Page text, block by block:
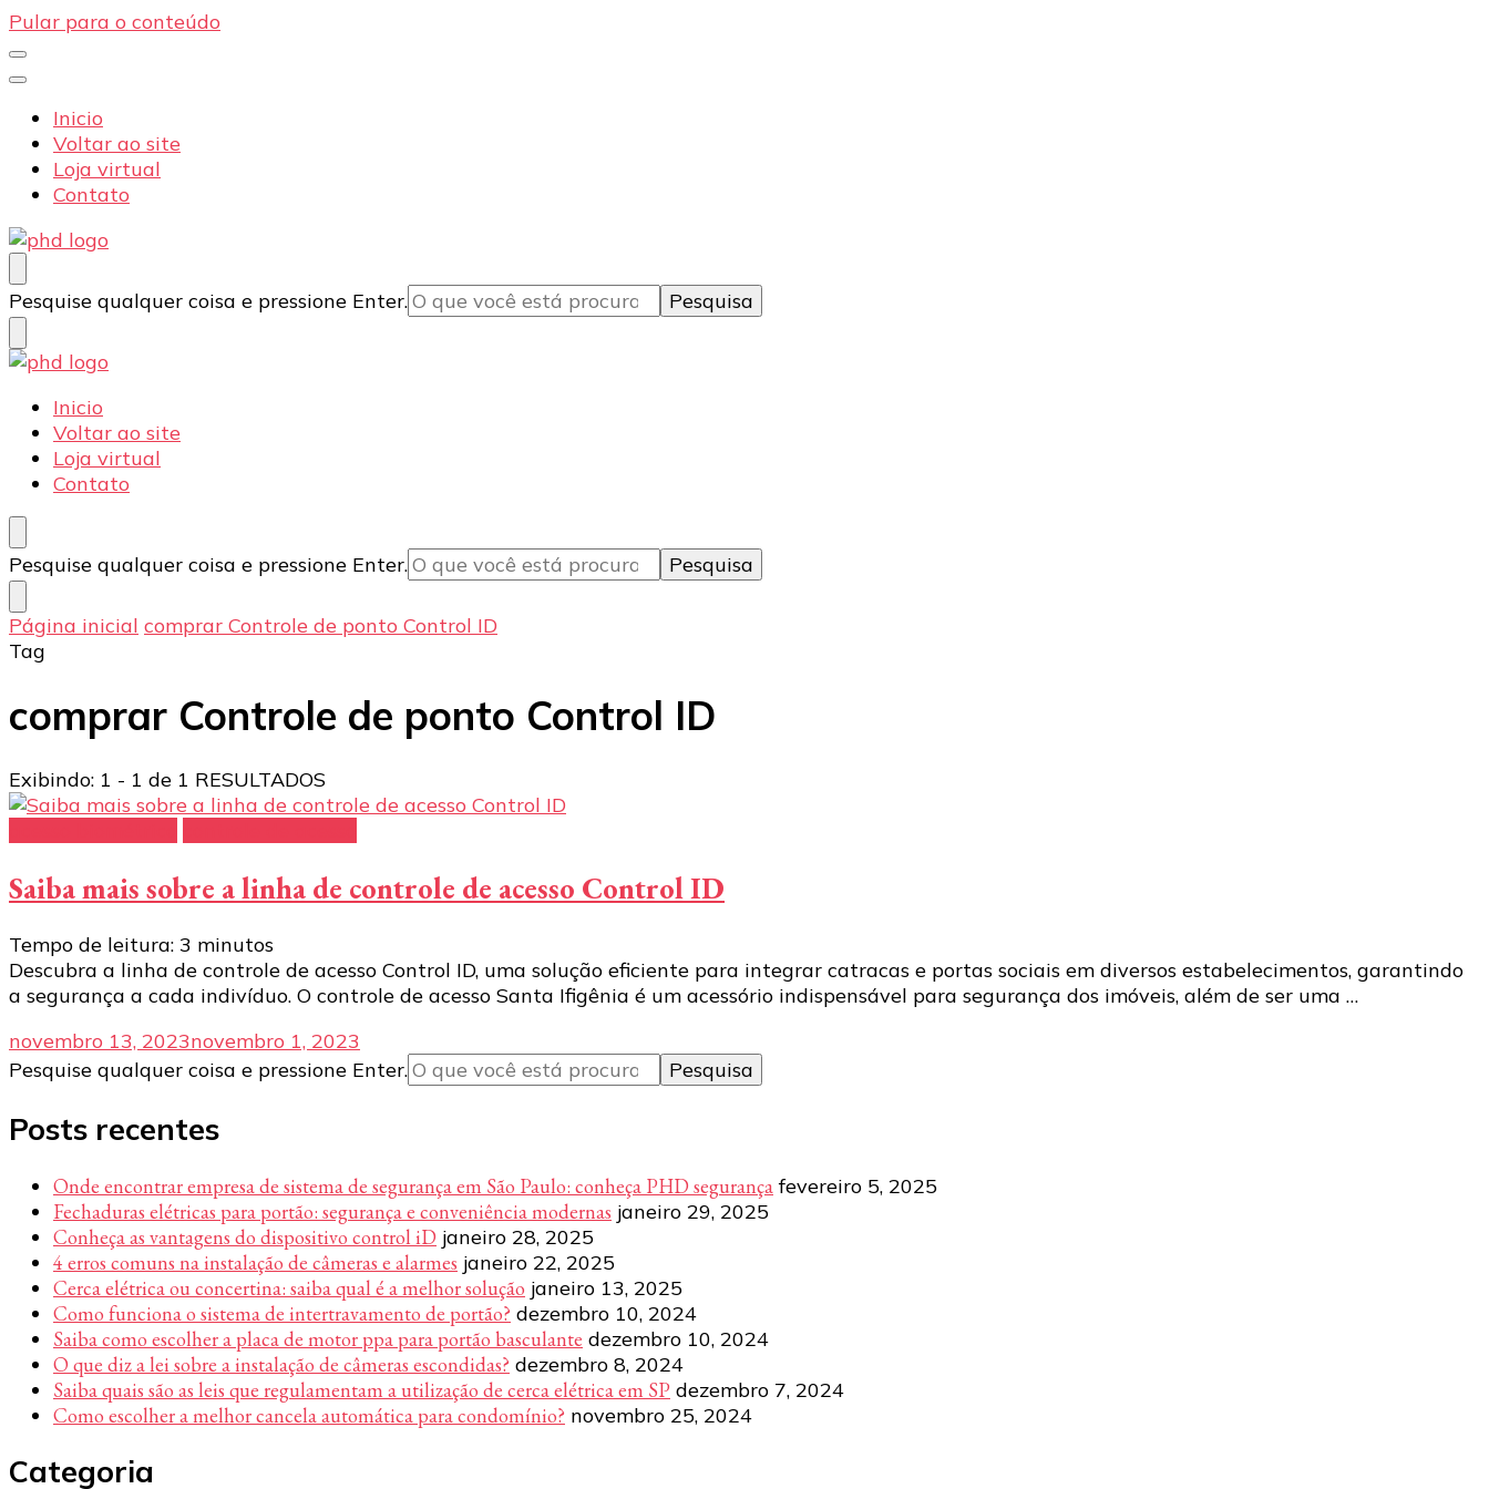
Pular para o conteúdo
Inicio
Voltar ao site
Loja virtual
Contato
PHD Seg
Blog
Procurando
algo?
Pesquise qualquer coisa e pressione Enter.
PHD Seg
Blog
Inicio
Voltar ao site
Loja virtual
Contato
Procurando
algo?
Pesquise qualquer coisa e pressione Enter.
Página inicial comprar Controle de ponto Control ID
Tag
comprar Controle de ponto Control ID
Exibindo: 1 - 1 de 1 RESULTADOS
Saiba mais sobre a linha de controle de acesso Control ID
Tempo de leitura: 3 minutos
Descubra a linha de controle de acesso Control ID, uma solução eficiente para integrar catracas e portas sociais em diversos estabelecimentos, garantindo
a segurança a cada indivíduo. O controle de acesso Santa Ifigênia é um acessório indispensável para segurança dos imóveis, além de ser uma …
novembro 13, 2023novembro 1, 2023
Procurando
Pesquise qualquer coisa e pressione Enter.
Posts recentes
Onde encontrar empresa de sistema de segurança em São Paulo: conheça PHD segurança fevereiro 5, 2025
Fechaduras elétricas para portão: segurança e conveniência modernas janeiro 29, 2025
Conheça as vantagens do dispositivo control iD janeiro 28, 2025
4 erros comuns na instalação de câmeras e alarmes janeiro 22, 2025
Cerca elétrica ou concertina: saiba qual é a melhor solução janeiro 13, 2025
Como funciona o sistema de intertravamento de portão? dezembro 10, 2024
Saiba como escolher a placa de motor ppa para portão basculante dezembro 10, 2024
O que diz a lei sobre a instalação de câmeras escondidas? dezembro 8, 2024
Saiba quais são as leis que regulamentam a utilização de cerca elétrica em SP dezembro 7, 2024
Como escolher a melhor cancela automática para condomínio? novembro 25, 2024
Categoria